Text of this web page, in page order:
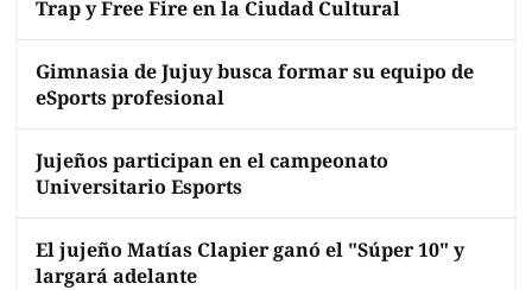
Trap y Free Fire en la Ciudad Cultural
Gimnasia de Jujuy busca formar su equipo de
eSports profesional
Jujeños participan en el campeonato
Universitario Esports
El jujeño Matías Clapier ganó el "Súper 10" y
largará adelante